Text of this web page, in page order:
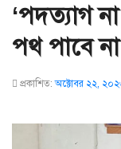
‘পদত্যাগ
পথ পাবে
প্রকাশিত:অক্টোবর ২২,